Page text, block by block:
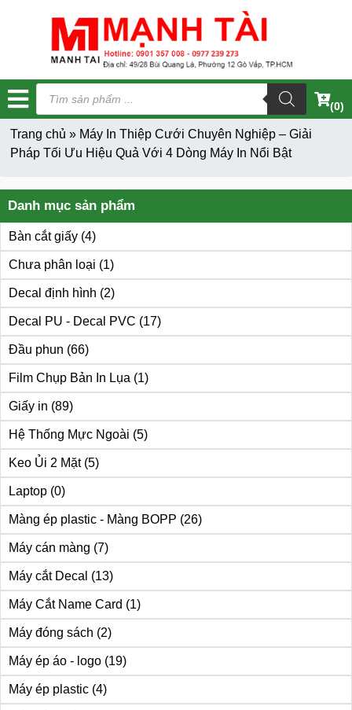
Tìm
kiếm
sản
phẩm
(0)
Trang chủ » Máy In Thiệp Cưới Chuyên Nghiệp – Giải
Pháp Tối Ưu Hiệu Quả Với 4 Dòng Máy In Nổi Bật
Danh mục sản phẩm
Bàn cắt giấy (4)
Chưa phân loại (1)
Decal định hình (2)
Decal PU - Decal PVC (17)
Đầu phun (66)
Film Chụp Bản In Lụa (1)
Giấy in (89)
Hệ Thống Mực Ngoài (5)
Keo Ủi 2 Mặt (5)
Laptop (0)
Màng ép plastic - Màng BOPP (26)
Máy cán màng (7)
Máy cắt Decal (13)
Máy Cắt Name Card (1)
Máy đóng sách (2)
Máy ép áo - logo (19)
Máy ép plastic (4)